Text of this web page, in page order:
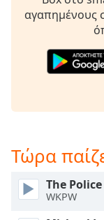
opens
subtitles
dialog
subtitles
Picture-
in-
Picture
αγαπημένους
Τώρα
The Police
WKPW